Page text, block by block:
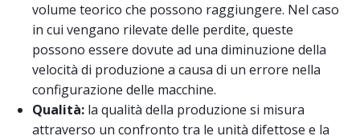
volume teorico che possono raggiungere. Nel caso
in cui vengano rilevate delle perdite, queste
possono essere dovute ad una diminuzione della
velocità di produzione a causa di un errore nella
configurazione delle macchine.
Qualità: la qualità della produzione si misura
attraverso un confronto tra le unità difettose e la